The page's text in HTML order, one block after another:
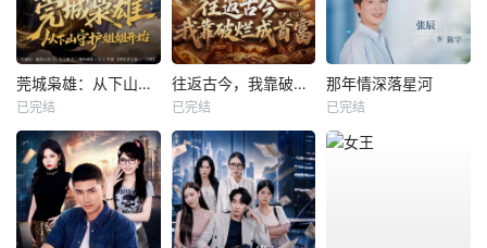
莞城枭雄：从下山守护姐姐开始
已完结
往返古今，我靠破烂成首富
已完结
那年情深落星河
已完结